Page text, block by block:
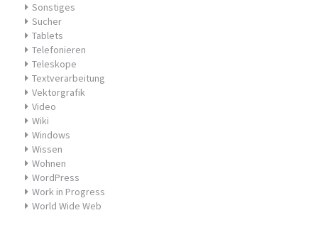
Sonstiges
Sucher
Tablets
Telefonieren
Teleskope
Textverarbeitung
Vektorgrafik
Video
Wiki
Windows
Wissen
Wohnen
WordPress
Work in Progress
World Wide Web